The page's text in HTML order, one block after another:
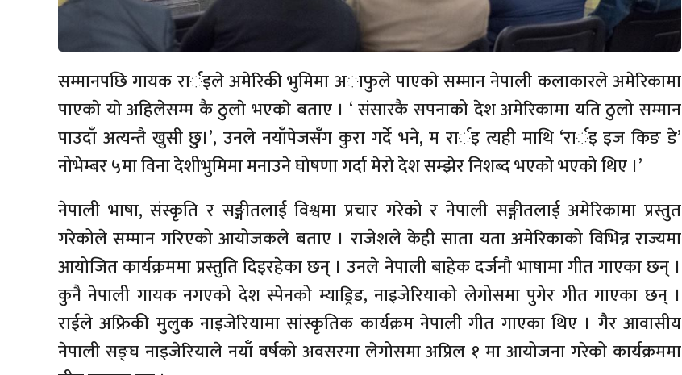
सम्मानपछि गायक रार्इले अमेरिकी भुमिमा अाफुले पाएकाे सम्मान नेपाली कलाकारले अमेरिकामा
पाएकाे याे अहिलेसम्म कै ठुलाे भएकाे बताए । ‘ संसारकै सपनाको देश अमेरिकामा यति ठुलो सम्मान
पाउदाँ अत्यन्तै खुसी छुु।’, उनले नयाँपेजसँग कुरा गर्दे भने, म रार्इ त्यही माथि ‘रार्इ इज किङ डे’
नोभेम्बर ५मा विना देशीभुमिमा मनाउने घोषणा गर्दा मेरो देश सम्झेर निशब्द भएकाे भएकाे थिए ।’
नेपाली भाषा, संस्कृति र सङ्गीतलाई विश्वमा प्रचार गरेको र नेपाली सङ्गीतलाई अमेरिकामा प्रस्तुत
गरेकोले सम्मान गरिएको आयोजकले बताए । राजेशले केही साता यता अमेरिकाको विभिन्न राज्यमा
आयोजित कार्यक्रममा प्रस्तुति दिइरहेका छन् । उनले नेपाली बाहेक दर्जनौ भाषामा गीत गाएका छन् ।
कुनै नेपाली गायक नगएको देश स्पेनको म्याड्रिड, नाइजेरियाको लेगोसमा पुगेर गीत गाएका छन् ।
राईले अफ्रिकी मुलुक नाइजेरियामा सांस्कृतिक कार्यक्रम नेपाली गीत गाएका थिए । गैर आवासीय
नेपाली सङ्घ नाइजेरियाले नयाँ वर्षको अवसरमा लेगोसमा अप्रिल १ मा आयोजना गरेको कार्यक्रममा